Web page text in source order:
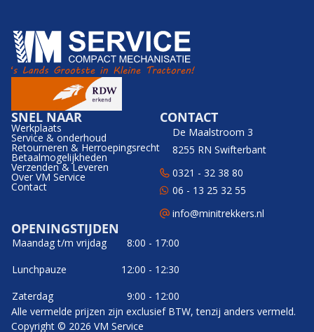
SNEL NAAR
Werkplaats
Service & onderhoud
Retourneren & Herroepingsrecht
Betaalmogelijkheden
Verzenden & Leveren
Over VM Service
Contact
CONTACT
De Maalstroom 3
8255 RN Swifterbant
0321 - 32 38 80
06 - 13 25 32 55
info@minitrekkers.nl
OPENINGSTIJDEN
Maandag t/m vrijdag
8:00 - 17:00
Lunchpauze
12:00 - 12:30
Zaterdag
9:00 - 12:00
Alle vermelde prijzen zijn exclusief BTW, tenzij anders vermeld.
Copyright © 2026 VM Service